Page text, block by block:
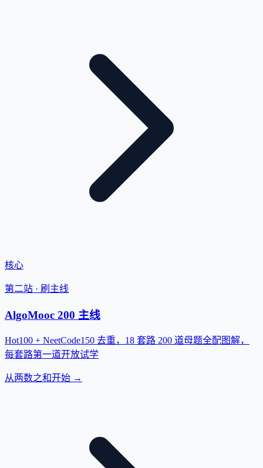
核心
第二站 · 刷主线
AlgoMooc 200 主线
Hot100 + NeetCode150 去重，18 套路 200 道母题全配图解，
每套路第一道开放试学
从两数之和开始 →